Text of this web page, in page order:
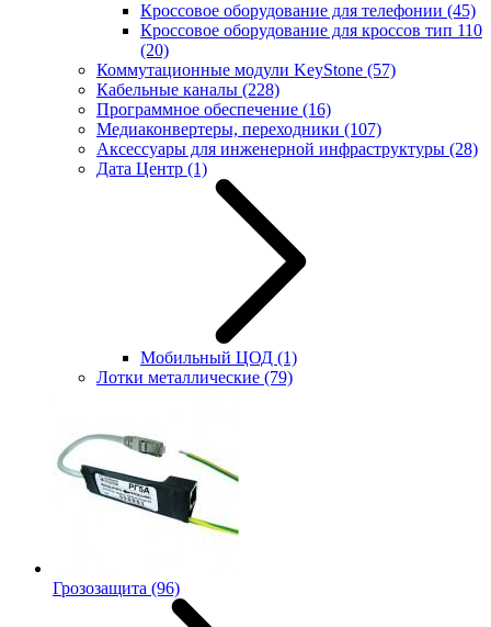
Кроссовое оборудование для телефонии (45)
Кроссовое оборудование для кроссов тип 110
(20)
Коммутационные модули KeyStone (57)
Кабельные каналы (228)
Программное обеспечение (16)
Медиаконвертеры, переходники (107)
Аксессуары для инженерной инфраструктуры (28)
Дата Центр (1)
Мобильный ЦОД (1)
Лотки металлические (79)
Грозозащита (96)